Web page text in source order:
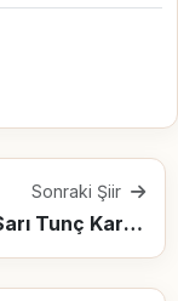
Sonraki Şiir
Vakit Sarı Tunç Kara Demir